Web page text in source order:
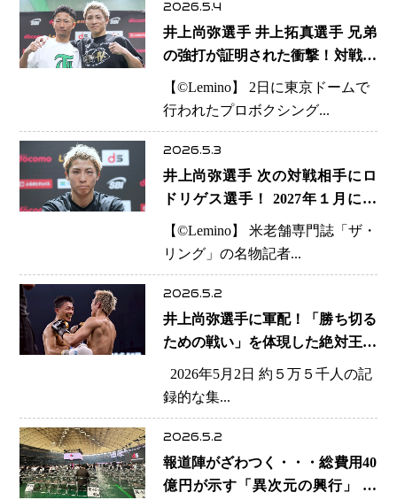
2026.5.4
井上尚弥選手 井上拓真選手 兄弟
の強打が証明された衝撃！対戦相
手2人が相次ぎ眼窩底骨折 井岡一
翔選手も重傷、妻が胸中吐露
【©️Lemino】 2日に東京ドームで
行われたプロボクシング...
2026.5.3
井上尚弥選手 次の対戦相手にロ
ドリゲス選手！ 2027年１月に日
本開催計画浮上 最大規模スタジ
アムでの実現か
【©️Lemino】 米老舗専門誌「ザ・
リング」の名物記者...
2026.5.2
井上尚弥選手に軍配！「勝ち切る
ための戦い」を体現した絶対王者
のリアリズム
2026年5月2日 約５万５千人の記
録的な集...
2026.5.2
報道陣がざわつく・・・総費用40
億円が示す「異次元の興行」 井